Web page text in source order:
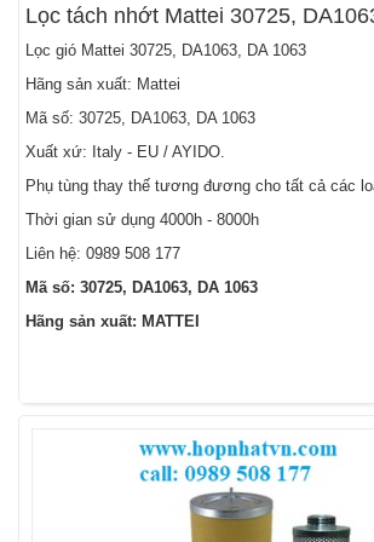
Lọc tách nhớt Mattei 30725,
Lọc gió Mattei 30725, DA1063, DA 1063
Hãng sản xuất: Mattei
Mã số: 30725, DA1063, DA 1063
Xuất xứ: Italy - EU / AYIDO.
Phụ tùng thay thế tương đương cho tất cả các
Thời gian sử dụng 4000h - 8000h
Liên hệ: 0989 508 177
Mã số: 30725, DA1063, DA 1063
Hãng sản xuất: MATTEI